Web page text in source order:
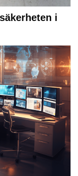
i